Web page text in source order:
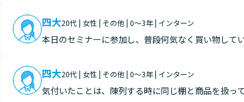
四大20代 | 女性 | その他 | 0～3年 | インターン
本日のセミナーに参加し、普段何気なく買い物して
四大20代 | 女性 | その他 | 0～3年 | インターン
気付いたことは、陳列する時に同じ棚と商品を扱っ